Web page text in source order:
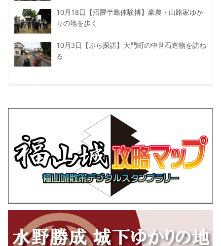
10月18日【沼隈半島体験博】豪農・山路家ゆか
りの地を歩く
10月3日【ぶら探訪】大門町の中世石造物を訪ね
る